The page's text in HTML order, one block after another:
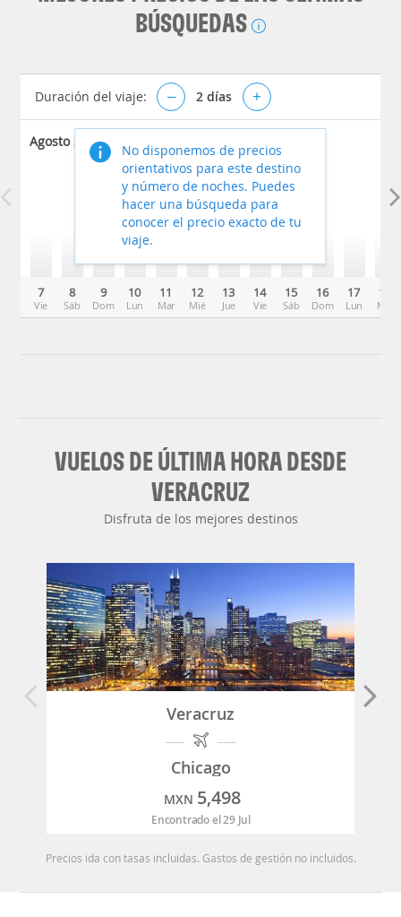
BÚSQUEDAS
Duración del viaje: – 2 días +
Agosto 2026
7
Vie
8
Sáb
9
Dom
10
Lun
11
Mar
12
Mié
13
Jue
14
Vie
15
Sáb
16
Dom
17
Lun
18
Mar
No disponemos de precios
orientativos para este destino
y número de noches. Puedes
hacer una búsqueda para
conocer el precio exacto de tu
viaje.
VUELOS DE ÚLTIMA HORA DESDE
VERACRUZ
Disfruta de los mejores destinos
Veracruz
Chicago
MXN 5,498
Encontrado el 29 Jul
Precios ida con tasas incluidas. Gastos de gestión no incluidos.